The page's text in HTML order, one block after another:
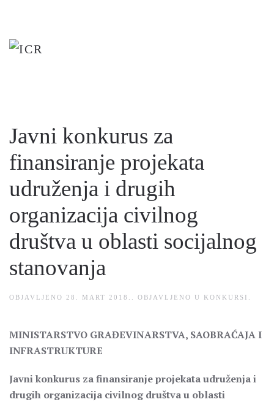
to
Javni konkurus za
finansiranje projekata
udruženja i drugih
organizacija civilnog
društva u oblasti socijalnog
stanovanja
OBJAVLJENO 28. MART 2018. . OBJAVLJENO U KONKURSI
MINISTARSTVO GRAĐEVINARSTVA, SAOBRAĆAJA I
INFRASTRUKTURE
Javni konkurus za finansiranje projekata udruženja i
drugih organizacija civilnog društva u oblasti